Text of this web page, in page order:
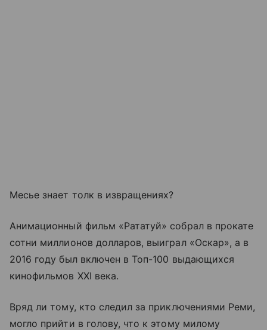
Месье знает толк в извращениях?
Анимационный фильм «Рататуй» собрал в прокате
сотни миллионов долларов, выиграл «Оскар», а в
2016 году был включен в Топ-100 выдающихся
кинофильмов XXI века.
Вряд ли тому, кто следил за приключениями Реми,
могло прийти в голову, что к этому милому